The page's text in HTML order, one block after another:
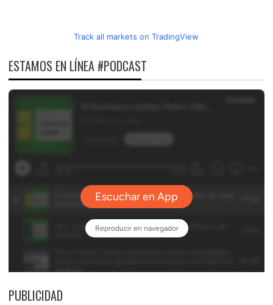
Track all markets on TradingView
ESTAMOS EN LÍNEA #PODCAST
PUBLICIDAD